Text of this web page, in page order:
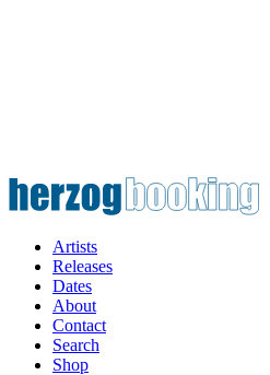
Artists
Releases
Dates
About
Contact
Search
Shop